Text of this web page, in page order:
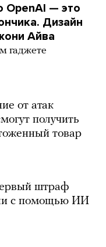
OpenAI — это
Дизайн
Айва
гаджете
от атак
получить
товар
штраф
с помощью ИИ